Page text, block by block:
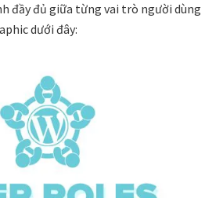
đầy đủ giữa từng vai trò người dùng
dưới đây: